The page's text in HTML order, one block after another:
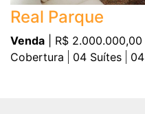
Real Parque
Venda | R$ 2.000.000,00
Cobertura
04 Suítes 04